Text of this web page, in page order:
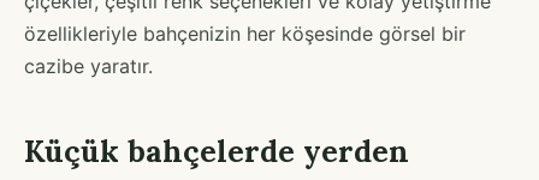
özellikleriyle bahçenizin her köşesinde görsel bir
cazibe yaratır.
Küçük bahçelerde yerden